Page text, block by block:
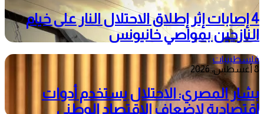
4 إصابات إثر إطلاق الاحتلال النار على خيام
النازحين بمواصي خانيونس
فلسطينيات
8 أغسطس، 2026
بشار المصري: الاحتلال يستخدم أدوات
اقتصادية لإضعاف الاقتصاد الوطني